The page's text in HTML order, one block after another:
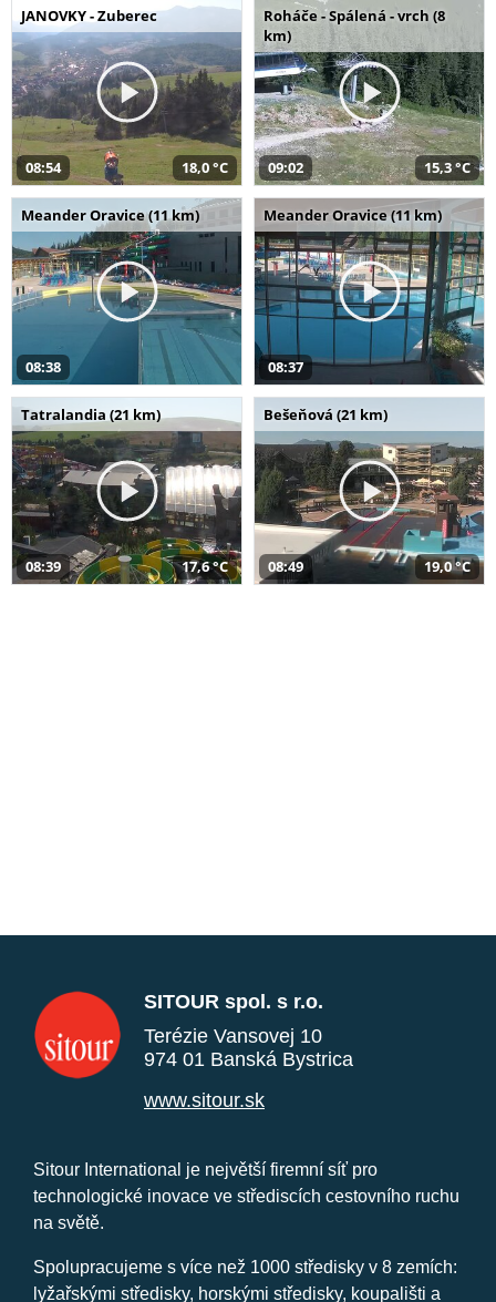
JANOVKY - Zuberec
08:54 18,0 °C
Roháče - Spálená - vrch (8
km)
09:02 15,3 °C
Meander Oravice (11 km)
08:38
Meander Oravice (11 km)
08:37
Tatralandia (21 km)
08:39 17,6 °C
Bešeňová (21 km)
08:49 19,0 °C
SITOUR spol. s r.o.
Terézie Vansovej 10
974 01 Banská Bystrica
www.sitour.sk
Sitour International je největší firemní síť pro
technologické inovace ve střediscích cestovního ruchu
na světě.
Spolupracujeme s více než 1000 středisky v 8 zemích:
lyžařskými středisky, horskými středisky, koupališti a